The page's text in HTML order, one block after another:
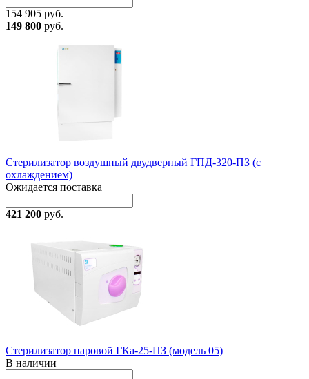
154 905 руб.
149 800 руб.
Стерилизатор воздушный двудверный ГПД-320-ПЗ (с
охлаждением)
Ожидается поставка
421 200 руб.
Стерилизатор паровой ГКа-25-ПЗ (модель 05)
В наличии